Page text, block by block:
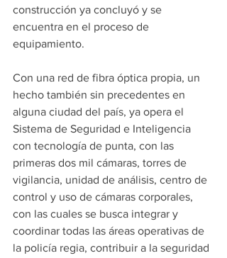
construcción ya concluyó y se
encuentra en el proceso de
equipamiento.
Con una red de fibra óptica propia, un
hecho también sin precedentes en
alguna ciudad del país, ya opera el
Sistema de Seguridad e Inteligencia
con tecnología de punta, con las
primeras dos mil cámaras, torres de
vigilancia, unidad de análisis, centro de
control y uso de cámaras corporales,
con las cuales se busca integrar y
coordinar todas las áreas operativas de
la policía regia, contribuir a la seguridad